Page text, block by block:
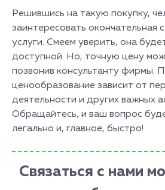
Решившись на такую покупку,
заинтересовать окончательная
услуги. Смеем уверить, она
доступной. Но, точную цену
позвонив консультанту фирмы.
ценообразование зависит от
деятельности и других важных
Обращайтесь, и ваш вопрос
легально и, главное, быстро!
Связаться с нами